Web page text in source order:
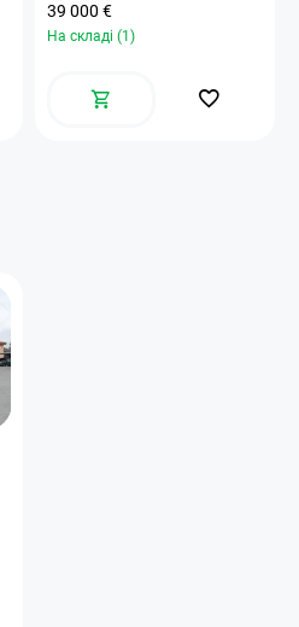
39 000 €
На складі (1)